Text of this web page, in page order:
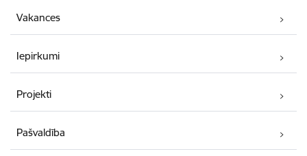
Vakances
Iepirkumi
Projekti
Pašvaldība